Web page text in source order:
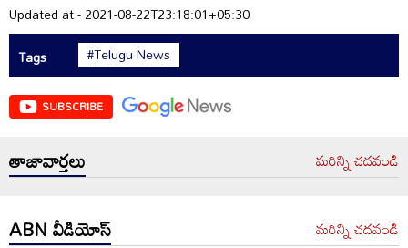
Updated at - 2021-08-22T23:18:01+05:30
Tags
#Telugu News
SUBSCRIBE
తాజావార్తలు మరిన్ని చదవండి
ABN వీడియోస్ మరిన్ని చదవండి